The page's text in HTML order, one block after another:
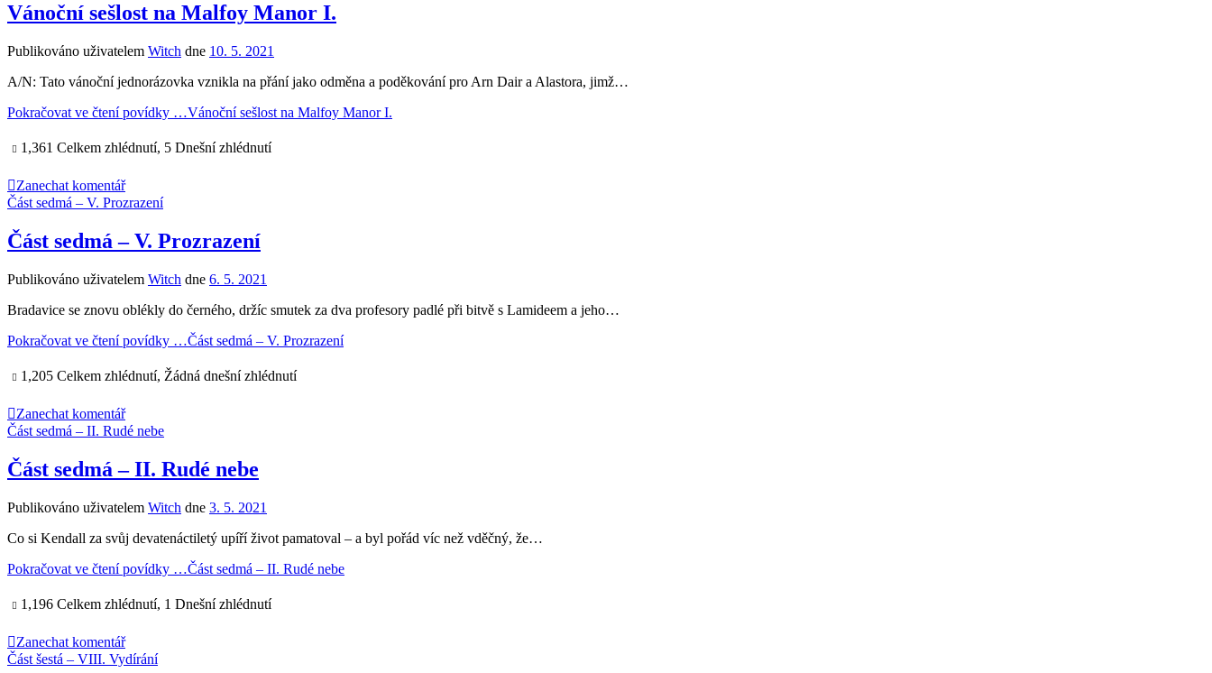
Vánoční sešlost na Malfoy Manor I.
Publikováno uživatelem Witch dne 10. 5. 2021
A/N: Tato vánoční jednorázovka vznikla na přání jako odměna a poděkování pro Arn Dair a Alastora, jimž…
Pokračovat ve čtení povídky …Vánoční sešlost na Malfoy Manor I.
1,361 Celkem zhlédnutí, 5 Dnešní zhlédnutí
Zanechat komentář
Část sedmá – V. Prozrazení
Část sedmá – V. Prozrazení
Publikováno uživatelem Witch dne 6. 5. 2021
Bradavice se znovu oblékly do černého, držíc smutek za dva profesory padlé při bitvě s Lamideem a jeho…
Pokračovat ve čtení povídky …Část sedmá – V. Prozrazení
1,205 Celkem zhlédnutí, Žádná dnešní zhlédnutí
Zanechat komentář
Část sedmá – II. Rudé nebe
Část sedmá – II. Rudé nebe
Publikováno uživatelem Witch dne 3. 5. 2021
Co si Kendall za svůj devatenáctiletý upíří život pamatoval – a byl pořád víc než vděčný, že…
Pokračovat ve čtení povídky …Část sedmá – II. Rudé nebe
1,196 Celkem zhlédnutí, 1 Dnešní zhlédnutí
Zanechat komentář
Část šestá – VIII. Vydírání